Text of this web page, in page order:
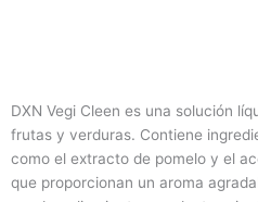
DXN Vegi Cleen es una solución
frutas y verduras. Contiene
como el extracto de pomelo y el
que proporcionan un aroma